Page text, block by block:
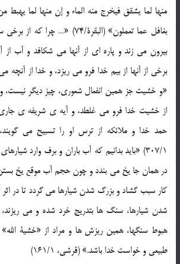
منها لما یشقق فیخرج منه الماء و إن منها لما یهبط
بغافل عما تعملون» (البقرة/74) «…
بیرون می زند و پاره ای از آنها می شکافد و آب
برخی از آنها از بیم خدا فرو می ریزد، و خدا از
«و خشیت جز همین انفعال شعوری، چیز دیگر نیست،
از خشیت خدا فرو می غلطد، و آیه ی شریفه ی
حمد خدا و ملائکه از ترس او را تسبیح می
307/1) «باید بدانیم که آب باران و برف وارد
در همان جا یخ می بندد و چون حجم آب موقع یخ
کار سبب گشاد و بزرگ شدن شیارها می گردد تا در
شدن شیارها، سنگ ها بتدریج خرد شده و می
هبوط سنگها، همین ریزش ها و مراد از «خشیة
طبیعی و خواست خدا باشد.» (قرشی، 161/1)